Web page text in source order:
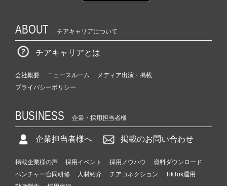
ABOUT チアキャリアについて
チアキャリアとは
会社概要 ニュースルーム
メディア出演・掲載
プライバシーポリシー
BUSINESS 企業・採用担当者様
企業担当者様へ 掲載のお問い合わせ
掲載企業様の声 採用イベント 採用ノウハウ
資料ダウンロード
ベンチャー合同研修
人材紹介 チアコネクション
TikTok運用